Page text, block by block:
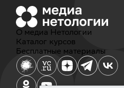
О медиа Нетологии
Каталог курсов
Бесплатные материалы